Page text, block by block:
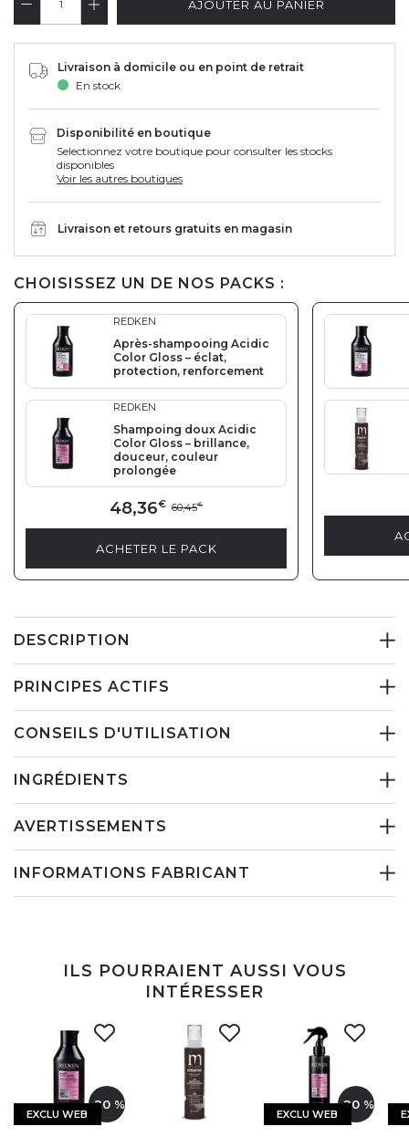
AJOUTER AU PANIER
Livraison à domicile ou en point de retrait
En stock
Disponibilité en boutique
Selectionnez votre boutique pour consulter les stocks
disponibles
Voir les autres boutiques
Livraison et retours gratuits en magasin
CHOISISSEZ UN DE NOS PACKS :
REDKEN
Après-shampooing Acidic
Color Gloss – éclat,
protection, renforcement
REDKEN
Shampoing doux Acidic
Color Gloss – brillance,
douceur, couleur
prolongée
48,36€ 60,45€
ACHETER LE PACK
DESCRIPTION
PRINCIPES ACTIFS
CONSEILS D'UTILISATION
INGRÉDIENTS
AVERTISSEMENTS
INFORMATIONS FABRICANT
ILS POURRAIENT AUSSI VOUS
INTÉRESSER
EXCLU WEB
-20 %
EXCLU WEB
-20 %